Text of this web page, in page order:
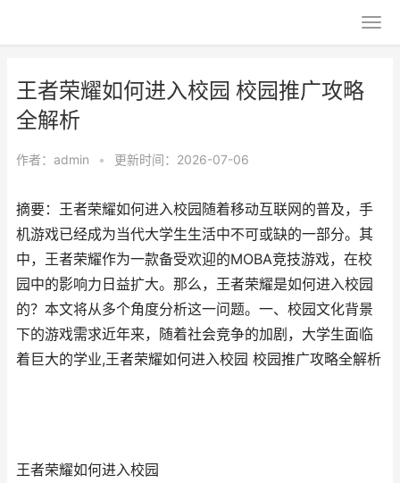
王者荣耀如何进入校园 校园推广攻略
全解析
作者： admin • 更新时间：2026-07-06
摘要：王者荣耀如何进入校园随着移动互联网的普及，手
机游戏已经成为当代大学生生活中不可或缺的一部分。其
中，王者荣耀作为一款备受欢迎的MOBA竞技游戏，在校
园中的影响力日益扩大。那么，王者荣耀是如何进入校园
的？本文将从多个角度分析这一问题。一、校园文化背景
下的游戏需求近年来，随着社会竞争的加剧，大学生面临
着巨大的学业,王者荣耀如何进入校园 校园推广攻略全解析
王者荣耀如何进入校园